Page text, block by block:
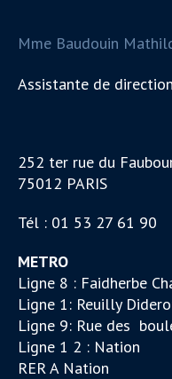
Mme Baudouin
Assistante de
252 ter rue du
75012 PARIS
Tél : 01 53 27 61 90
METRO
Ligne 8 : Faidherbe
Ligne 1: Reuilly
Ligne 9: Rue des
Ligne 1 2 : Nation
RER A Nation